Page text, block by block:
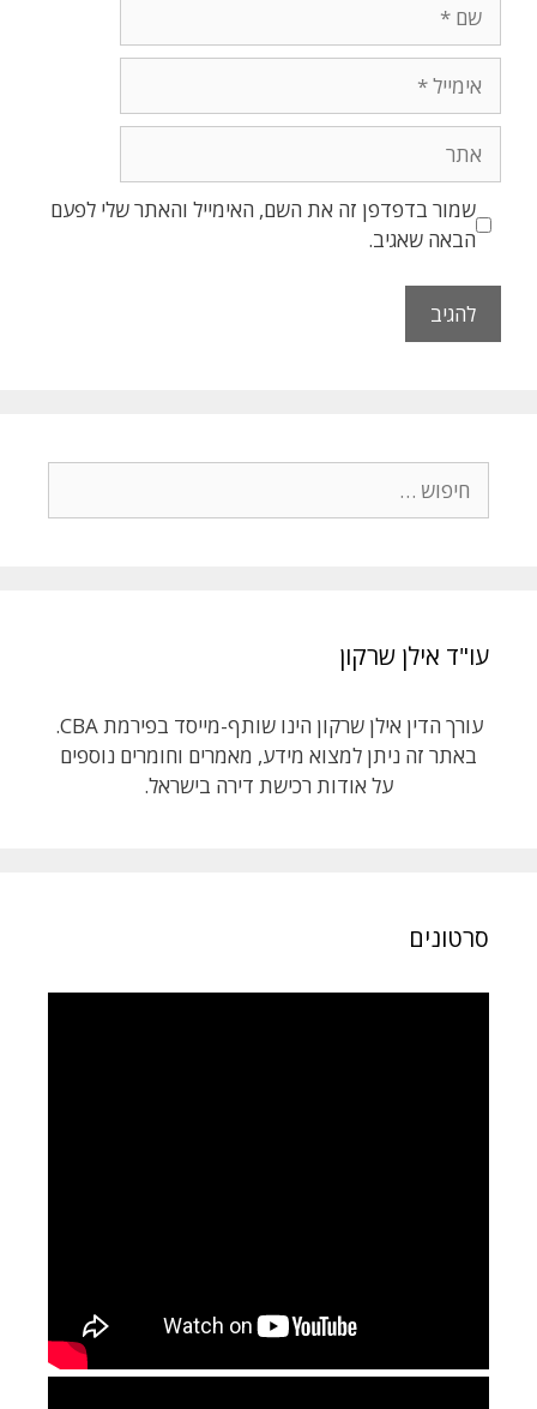
שמור בדפדפן זה את השם, האימייל והאתר שלי לפעם
הבאה שאגיב.
עו"ד אילן שרקון
עורך הדין אילן שרקון הינו שותף-מייסד בפירמת CBA.
באתר זה ניתן למצוא מידע, מאמרים וחומרים נוספים
על אודות רכישת דירה בישראל.
סרטונים